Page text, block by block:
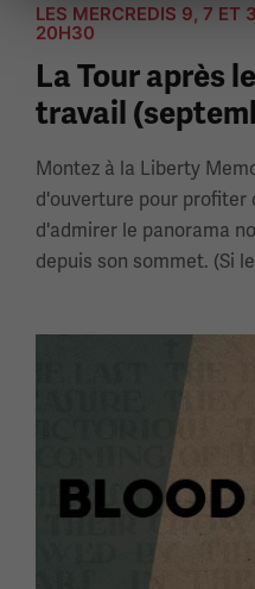
LES MERCREDIS 9, 7
20H30
La Tour après
travail
Montez à la Liberty
d'ouverture pour profiter
d'admirer le panorama
depuis son sommet. (Si